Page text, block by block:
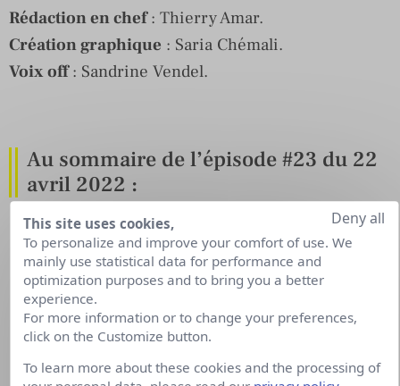
Rédaction en chef: Thierry Amar.
Création graphique : Saria Chémali.
Voix off: Sandrine Vendel.
Au sommaire de l’épisode #23 du 22
avril 2022 :
Présidentielle : le débat enregistre son plus
faible score d’audience. Le grand débat de
l’entre deux tours de la présidentielle entre
Marine Le Pen
enregistré des audiences historiquement
faibles à 15,6 millions de téléspectateurs.
This site uses cookies,
To personalize and improve your comfort of use. We
mainly use statistical data for performance and
optimization purposes and to bring you a better
experience.
For more information or to change your preferences,
click on the Customize button.
To learn more about these cookies and the processing of
Deny all